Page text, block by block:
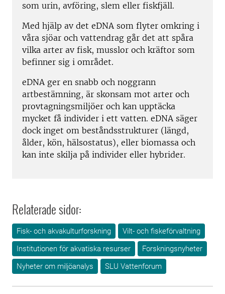
som urin, avföring, slem eller fiskfjäll.
Med hjälp av det eDNA som flyter omkring i
våra sjöar och vattendrag går det att spåra
vilka arter av fisk, musslor och kräftor som
befinner sig i området.
eDNA ger en snabb och noggrann
artbestämning, är skonsam mot arter och
provtagningsmiljöer och kan upptäcka
mycket få individer i ett vatten. eDNA säger
dock inget om beståndsstrukturer (längd,
ålder, kön, hälsostatus), eller biomassa och
kan inte skilja på individer eller hybrider.
Relaterade sidor:
Fisk- och akvakulturforskning
Vilt- och fiskeförvaltning
Institutionen för akvatiska resurser
Forskningsnyheter
Nyheter om miljöanalys
SLU Vattenforum